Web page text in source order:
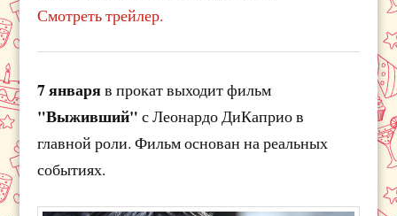
Смотреть трейлер.
7 январяв прокат выходит фильм
"Выживший" с Леонардо ДиКаприо в
главной роли. Фильм основан на реальных
событиях.